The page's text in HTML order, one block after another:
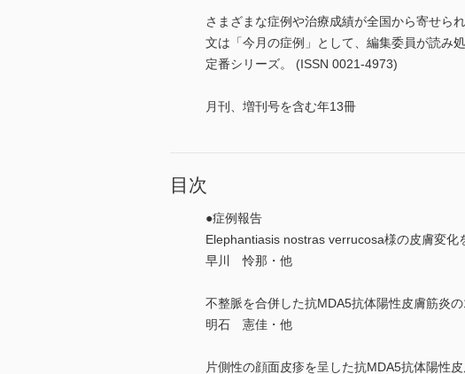
さまざまな症例や治療成績が全国から寄せら
文は「今月の症例」として、編集委員が読み
定番シリーズ。 (ISSN 0021-4973)
月刊、増刊号を含む年13冊
目次
●症例報告
Elephantiasis nostras verrucosa様の皮膚変化
早川 怜那・他
不整脈を合併した抗MDA5抗体陽性皮膚筋炎の
明石 憲佳・他
片側性の顔面皮疹を呈した抗MDA5抗体陽性